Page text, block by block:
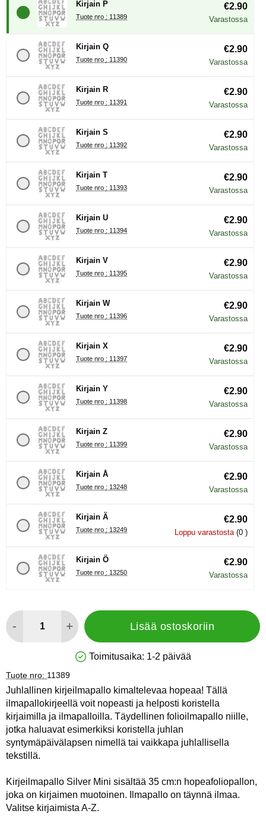
Kirjain P
Tuote nro : 11389
€2.90
Varastossa
Kirjain Q
Tuote nro : 11390
€2.90
Varastossa
Kirjain R
Tuote nro : 11391
€2.90
Varastossa
Kirjain S
Tuote nro : 11392
€2.90
Varastossa
Kirjain T
Tuote nro : 11393
€2.90
Varastossa
Kirjain U
Tuote nro : 11394
€2.90
Varastossa
Kirjain V
Tuote nro : 11395
€2.90
Varastossa
Kirjain W
Tuote nro : 11396
€2.90
Varastossa
Kirjain X
Tuote nro : 11397
€2.90
Varastossa
Kirjain Y
Tuote nro : 11398
€2.90
Varastossa
Kirjain Z
Tuote nro : 11399
€2.90
Varastossa
Kirjain Å
Tuote nro : 13248
€2.90
Varastossa
Kirjain Ä
Tuote nro : 13249
€2.90
Loppu varastosta (0 )
Kirjain Ö
Tuote nro : 13250
€2.90
Varastossa
- + Lisää ostoskoriin
Saatavuus: Varastossa
Toimitusaika: 1-2 päivää
Tuote nro: 11389
Juhlallinen kirjeilmapallo kimaltelevaa hopeaa! Tällä
ilmapallokirjeellä voit nopeasti ja helposti koristella
kirjaimilla ja ilmapalloilla. Täydellinen folioilmapallo niille,
jotka haluavat esimerkiksi koristella juhlan
syntymäpäivälapsen nimellä tai vaikkapa juhlallisella
tekstillä.
Kirjeilmapallo Silver Mini sisältää 35 cm:n hopeafoliopallon,
joka on kirjaimen muotoinen. Ilmapallo on täynnä ilmaa.
Valitse kirjaimista A-Z.